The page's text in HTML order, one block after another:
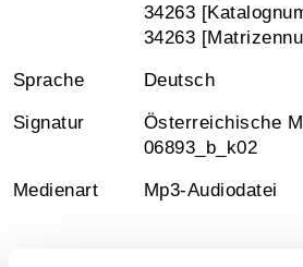
34263
34263
Sprache Deutsch
Signatur
Österreichische
06893_b_k02
Medienart Mp3-Audiodatei